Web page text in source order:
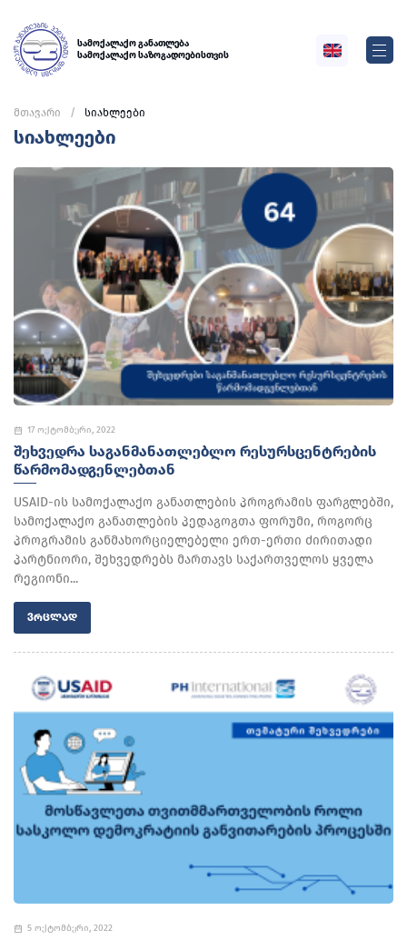
სამოქალაქო განათლება
სამოქალაქო საზოგადოებისთვის
მთავარი სიახლეები
სიახლეები
17 ოქტომბერი, 2022
ᲨᲔᲮᲕᲔᲓᲠᲐ ᲡᲐᲒᲐᲜᲛᲐᲜᲐᲗᲚᲔᲑᲚᲝ ᲠᲔᲡᲣᲠᲡᲪᲔᲜᲢᲠᲔᲑᲘᲡ
ᲬᲐᲠᲛᲝᲛᲐᲓᲒᲔᲜᲚᲔᲑᲗᲐᲜ
USAID-ის სამოქალაქო განათლების პროგრამის ფარგლებში,
სამოქალაქო განათლების პედაგოგთა ფორუმი, როგორც
პროგრამის განმახორციელებელი ერთ-ერთი ძირითადი
პარტნიორი, შეხვედრებს მართავს საქართველოს ყველა
რეგიონი...
ᲕᲠᲪᲚᲐᲓ
5 ოქტომბერი, 2022